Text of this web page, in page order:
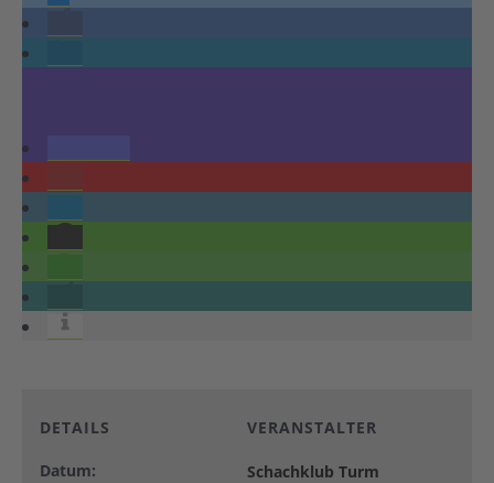
DETAILS
Datum:
VERANSTALTER
Schachklub Turm